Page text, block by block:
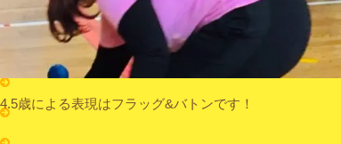
4.5歳による表現はフラッグ&バトンです！